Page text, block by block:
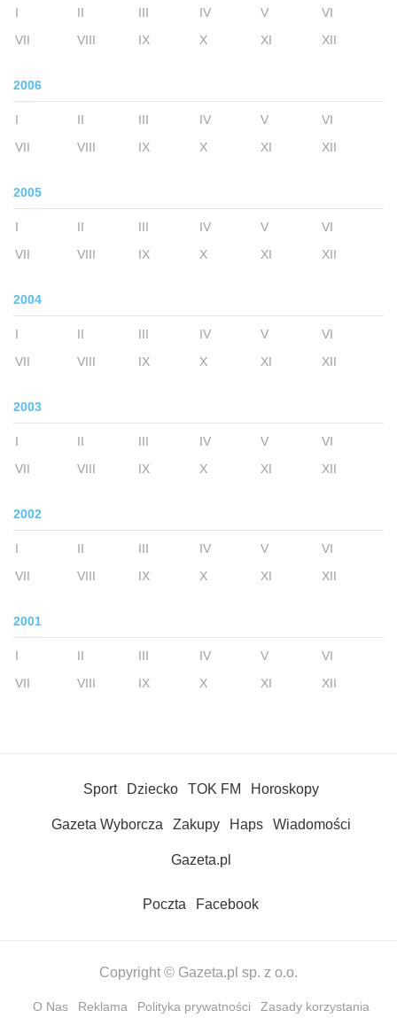
I II III IV V
VI
VII
VIII IX X XI XII
2006
I II III IV V
VI
VII
VIII IX X XI XII
2005
I II III IV V
VI
VII
VIII IX X XI XII
2004
I II III IV V
VI
VII
VIII IX X XI XII
2003
I II III IV V
VI
VII
VIII IX X XI XII
2002
I II III IV V
VI
VII
VIII IX X XI XII
2001
I II III IV V
VI
VII
VIII IX X XI XII
Sport Dziecko TOK FM Horoskopy
Gazeta Wyborcza Zakupy Haps Wiadomości
Gazeta.pl
Poczta Facebook
Copyright © Gazeta.pl sp. z o.o.
O Nas Reklama Polityka prywatności Zasady korzystania